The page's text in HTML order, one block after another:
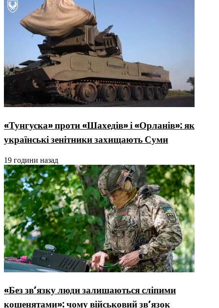
«Тунгуска» проти «Шахедів» і «Орланів»: як
українські зенітники захищають Суми
19 години назад
«Без зв’язку люди залишаються сліпими
кошенятами»: чому військовий зв’язок